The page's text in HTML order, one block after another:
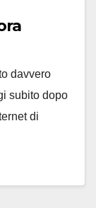
davvero
subito dopo
di